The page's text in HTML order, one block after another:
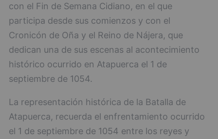
con el Fin de Semana Cidiano, en el que
participa desde sus comienzos y con el
Cronicón de Oña y el Reino de Nájera, que
dedican una de sus escenas al acontecimiento
histórico ocurrido en Atapuerca el 1 de
septiembre de 1054.
La representación histórica de la Batalla de
Atapuerca, recuerda el enfrentamiento ocurrido
el 1 de septiembre de 1054 entre los reyes y